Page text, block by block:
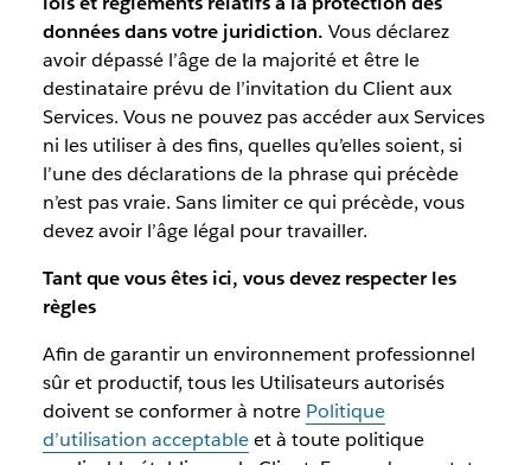
données dans votre juridiction. Vous déclarez
avoir dépassé l’âge de la majorité et être le
destinataire prévu de l’invitation du Client aux
Services. Vous ne pouvez pas accéder aux Services
ni les utiliser à des fins, quelles qu’elles soient, si
l’une des déclarations de la phrase qui précède
n’est pas vraie. Sans limiter ce qui précède, vous
devez avoir l’âge légal pour travailler.
Tant que vous êtes ici, vous devez respecter les
règles
Afin de garantir un environnement professionnel
sûr et productif, tous les Utilisateurs autorisés
doivent se conformer à notre Politique
d’utilisation acceptableet à toute politique